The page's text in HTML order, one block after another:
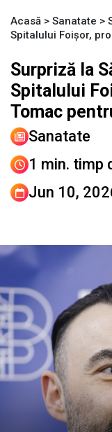
Acasă > Sanatate >
Spitalului Foișor,
Surpriză la
Spitalului
Tomac
Sanatate
1 min. timp
Jun 10,